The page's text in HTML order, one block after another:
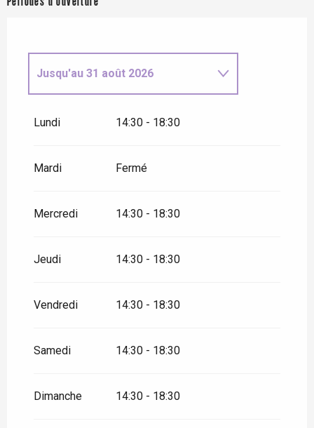
Jusqu'au 31 août 2026
septembre 2026
Lundi 14:30 - 18:30
Mardi Fermé
Mercredi 14:30 - 18:30
Jeudi 14:30 - 18:30
Vendredi 14:30 - 18:30
Samedi 14:30 - 18:30
Dimanche 14:30 - 18:30